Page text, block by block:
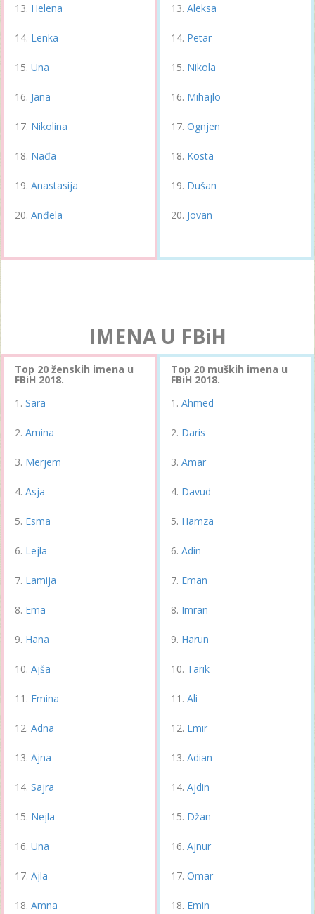
Helena
Lenka
Una
Jana
Nikolina
Nađa
Anastasija
Anđela
Aleksa
Petar
Nikola
Mihajlo
Ognjen
Kosta
Dušan
Jovan
IMENA U FBiH
Top 20 ženskih imena u
FBiH 2018.
Sara
Amina
Merjem
Asja
Esma
Lejla
Lamija
Ema
Hana
Ajša
Emina
Adna
Ajna
Sajra
Nejla
Una
Ajla
Amna
Top 20 muških imena u
FBiH 2018.
Ahmed
Daris
Amar
Davud
Hamza
Adin
Eman
Imran
Harun
Tarik
Ali
Emir
Adian
Ajdin
Džan
Ajnur
Omar
Emin